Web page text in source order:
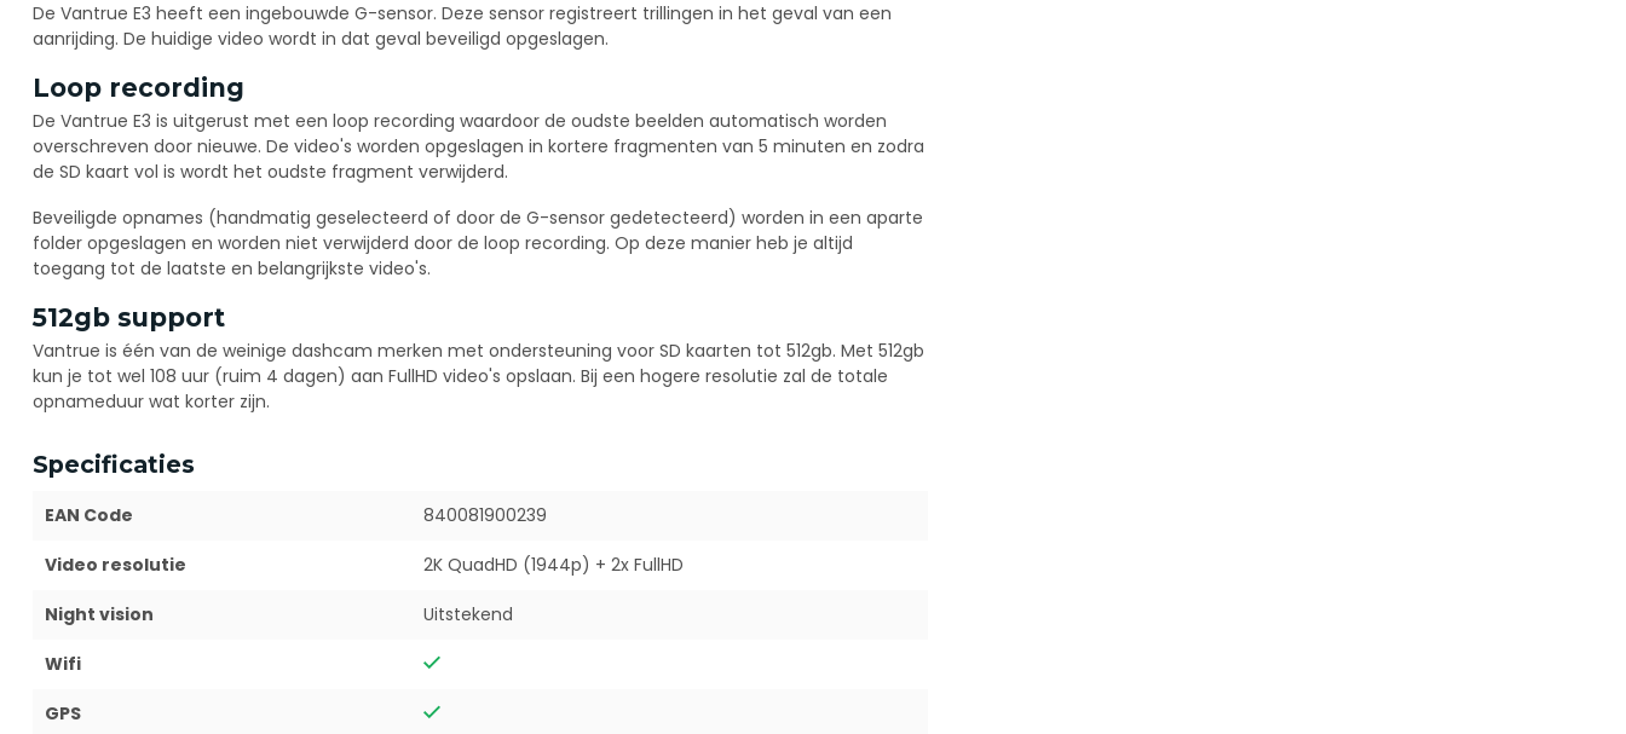
De Vantrue E3 heeft een ingebouwde G-sensor. Deze sensor registreert trillingen in het geval van een
aanrijding. De huidige video wordt in dat geval beveiligd opgeslagen.
Loop recording
De Vantrue E3 is uitgerust met een loop recording waardoor de oudste beelden automatisch worden
overschreven door nieuwe. De video's worden opgeslagen in kortere fragmenten van 5 minuten en zodra
de SD kaart vol is wordt het oudste fragment verwijderd.
Beveiligde opnames (handmatig geselecteerd of door de G-sensor gedetecteerd) worden in een aparte
folder opgeslagen en worden niet verwijderd door de loop recording. Op deze manier heb je altijd
toegang tot de laatste en belangrijkste video's.
512gb support
Vantrue is één van de weinige dashcam merken met ondersteuning voor SD kaarten tot 512gb. Met 512gb
kun je tot wel 108 uur (ruim 4 dagen) aan FullHD video's opslaan. Bij een hogere resolutie zal de totale
opnameduur wat korter zijn.
Specificaties
EAN Code 840081900239
Video resolutie 2K QuadHD (1944p) + 2x FullHD
Night vision Uitstekend
Wifi
GPS